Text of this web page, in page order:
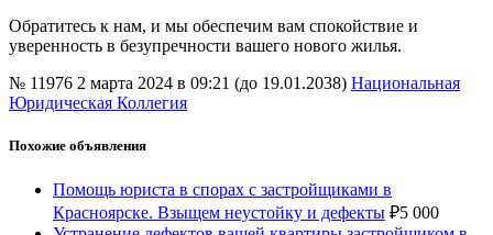
Обратитесь к нам, и мы обеспечим вам спокойствие и
уверенность в безупречности вашего нового жилья.
№ 11976 2 марта 2024 в 09:21 (до 19.01.2038) Национальная
Юридическая Коллегия
Похожие объявления
Помощь юриста в спорах с застройщиками в
Красноярске. Взыщем неустойку и дефекты ₽5 000